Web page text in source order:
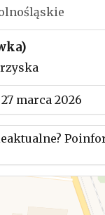
marca 2026
aby
mityngu.